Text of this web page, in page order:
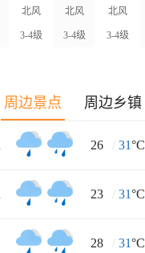
北风
3-4级
北风
3-4级
北风
3-4级
周边景点 周边乡镇
26 / 31°C
23 / 31°C
28 / 31°C